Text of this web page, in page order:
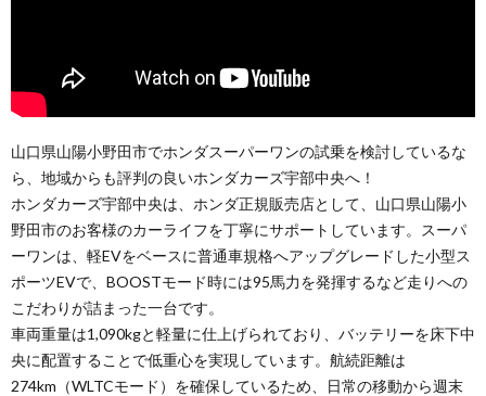
山口県山陽小野田市でホンダスーパーワンの試乗を検討しているな
ら、地域からも評判の良いホンダカーズ宇部中央へ！
ホンダカーズ宇部中央は、ホンダ正規販売店として、山口県山陽小
野田市のお客様のカーライフを丁寧にサポートしています。スーパ
ーワンは、軽EVをベースに普通車規格へアップグレードした小型ス
ポーツEVで、BOOSTモード時には95馬力を発揮するなど走りへの
こだわりが詰まった一台です。
車両重量は1,090kgと軽量に仕上げられており、バッテリーを床下中
央に配置することで低重心を実現しています。航続距離は
274km（WLTCモード）を確保しているため、日常の移動から週末